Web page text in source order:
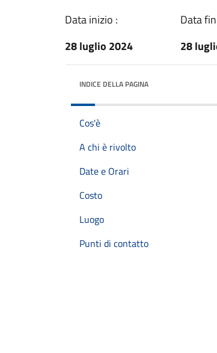
Data inizio :
28 luglio 2024
Data
28
INDICE DELLA PAGINA
Cos'è
A chi è rivolto
Date e Orari
Costo
Luogo
Punti di contatto